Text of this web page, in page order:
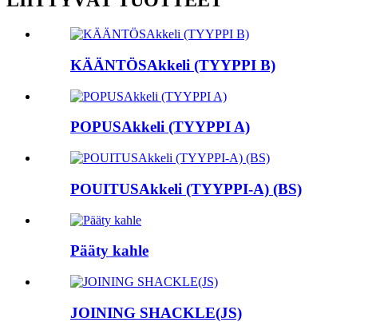
KÄÄNTÖSAkkeli (TYYPPI B)
POPUSAkkeli (TYYPPI A)
POUITUSAkkeli (TYYPPI-A) (BS)
Pääty kahle
JOINING SHACKLE(JS)